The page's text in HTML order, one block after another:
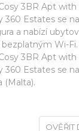
3BR Apt
360 Estates se
a nabízí
Wi-
3BR Apt
360 Estates se
(Malta).
OVĚŘIT